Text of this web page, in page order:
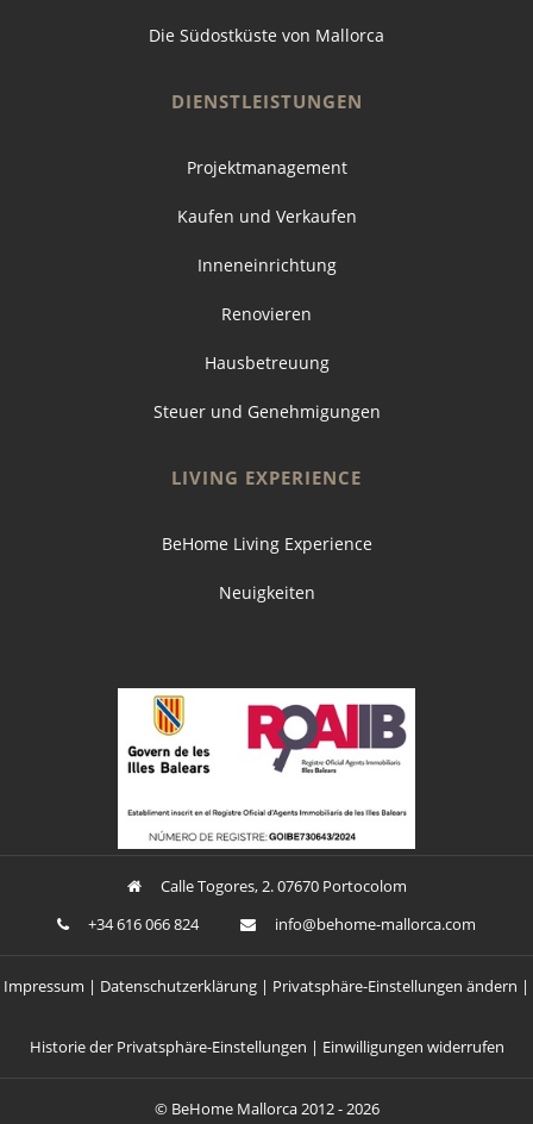
Die Südostküste von Mallorca
DIENSTLEISTUNGEN
Projektmanagement
Kaufen und Verkaufen
Inneneinrichtung
Renovieren
Hausbetreuung
Steuer und Genehmigungen
LIVING EXPERIENCE
BeHome Living Experience
Neuigkeiten
Calle Togores, 2. 07670 Portocolom
+34 616 066 824
moc.a
croll
am-em
oheb@
ofni
Impressum Datenschutzerklärung Privatsphäre-Einstellungen ändern
Historie der Privatsphäre-Einstellungen Einwilligungen widerrufen
© BeHome Mallorca2012 - 2026